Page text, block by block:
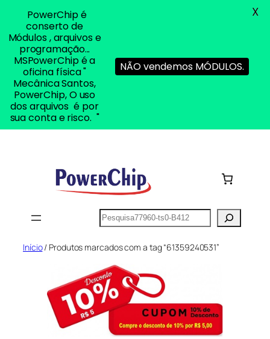
Pesquisar
Início/ Produtos marcados com a tag “61359240531”
PowerChip é
conserto de
Módulos , arquivos e
programação...
MSPowerChip é a
oficina física "
Mecânica Santos,
PowerChip, O uso
dos arquivos é por
sua conta e risco. "
NÃO vendemos MÓDULOS.
X